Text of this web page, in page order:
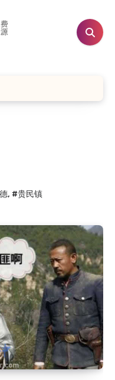
, #贵民镇